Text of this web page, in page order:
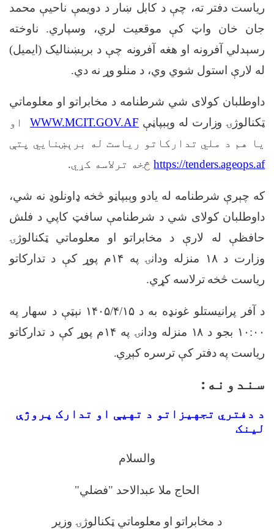
ریاست دفتر ته، چې د کابل ښار د دویمې ناحیې محمد
جان خان واټ کې موقعیت لري، وسپاري.
ناوخته
رسېدلي آفرونه او هغه آفرونه چې د برېښنالیک (ایمیل)
له لارې استول شوي وي، د منلو وړ نه دي.
داوطلبان کولای شي شرطنامه د مخابراتو او معلوماتي
ټکنالوژۍ وزارت له وېبپاڼې WWW.MCIT.GOV.AF
او
یا هم د ملي تدارکاتو ریاست له برېښنايي پتې
https://tenders.ageops.afڅخه ترلاسه کړي.
که چېرې شرطنامه له یادو وېبپاڼو څخه ډاونلوډ نه شي،
داوطلبان کولای شي د شرطنامې سافټ کاپي د فلش
حافظې له لارې د مخابراتو او معلوماتي ټکنالوژۍ
وزارت د ۱۸ منزله ودانۍ په ۱۴م پوړ کې د تدارکاتو
ریاست څخه ترلاسه کړي.
د آفر پرانیستلو غونډه به د۱۴۰۵/۴/۱۵ نېټې د سهار په
۱۰:۰۰ بجو د ۱۸ منزله ودانۍ په ۱۴م پوړ کې د تدارکاتو
ریاست په دفتر کې ترسره کېږي.
سندونه:
د دفتري تجهیزاتو د تهيې او تدارک پروژې
لینک
والسلام
الحاج ملا عبدالاحد "فضلي"
د مخابراتو او معلوماتي ټکنالوژۍ وزیر